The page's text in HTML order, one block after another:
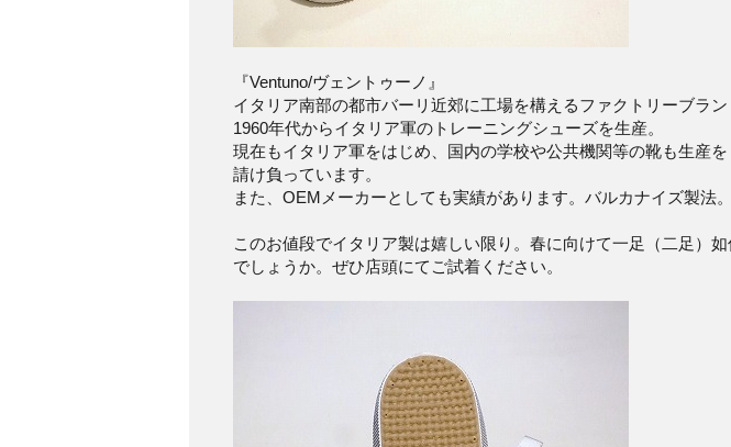
『Ventuno/ヴェントゥーノ』
イタリア南部の都市バーリ近郊に工場を構えるファクトリーブラン
1960年代からイタリア軍のトレーニングシューズを生産。
現在もイタリア軍をはじめ、国内の学校や公共機関等の靴も生産を
請け負っています。
また、OEMメーカーとしても実績があります。バルカナイズ製法。
このお値段でイタリア製は嬉しい限り。春に向けて一足（二足）如
でしょうか。ぜひ店頭にてご試着ください。